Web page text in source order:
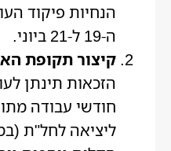
הנחיות פיקוד
ה-19 ל-21 ביוני.
קיצור תקופת